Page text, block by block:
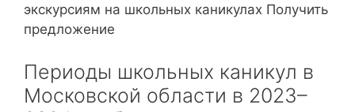
экскурсиям на школьных каникулах Получить
предложение
Периоды школьных каникул в
Московской области в 2023–